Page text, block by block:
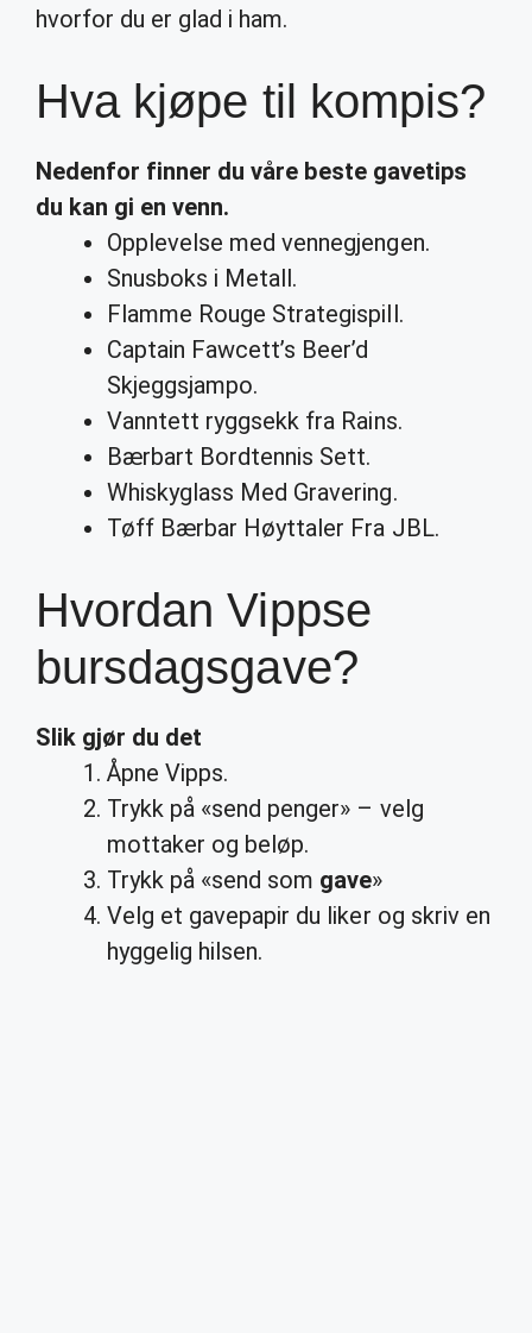
hvorfor du er glad i ham.
Hva kjøpe til kompis?
Nedenfor finner du våre beste gavetips
du kan gi en venn.
Opplevelse med vennegjengen.
Snusboks i Metall.
Flamme Rouge Strategispill.
Captain Fawcett’s Beer’d
Skjeggsjampo.
Vanntett ryggsekk fra Rains.
Bærbart Bordtennis Sett.
Whiskyglass Med Gravering.
Tøff Bærbar Høyttaler Fra JBL.
Hvordan Vippse
bursdagsgave?
Slik gjør du det
Åpne Vipps.
Trykk på «send penger» – velg
mottaker og beløp.
Trykk på «send som gave»
Velg et gavepapir du liker og skriv en
hyggelig hilsen.